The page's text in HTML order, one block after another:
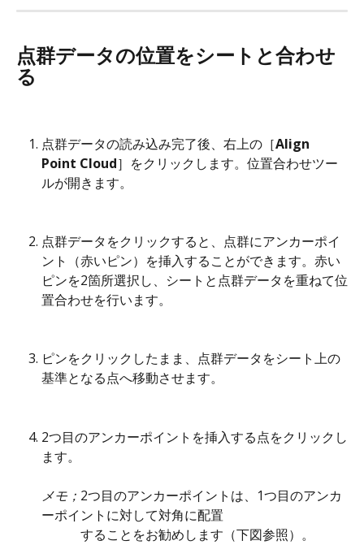
点群データの位置をシートと合わせ
る
点群データの読み込み完了後、右上の［Align
Point Cloud］をクリックします。位置合わせツー
ルが開きます。
点群データをクリックすると、点群にアンカーポイ
ント（赤いピン）を挿入することができます。赤い
ピンを2箇所選択し、シートと点群データを重ねて位
置合わせを行います。
ピンをクリックしたまま、点群データをシート上の
基準となる点へ移動させます。
2つ目のアンカーポイントを挿入する点をクリックし
ます。
メモ； 2つ目のアンカーポイントは、1つ目のアンカ
ーポイントに対して対角に配置
することをお勧めします（下図参照）。